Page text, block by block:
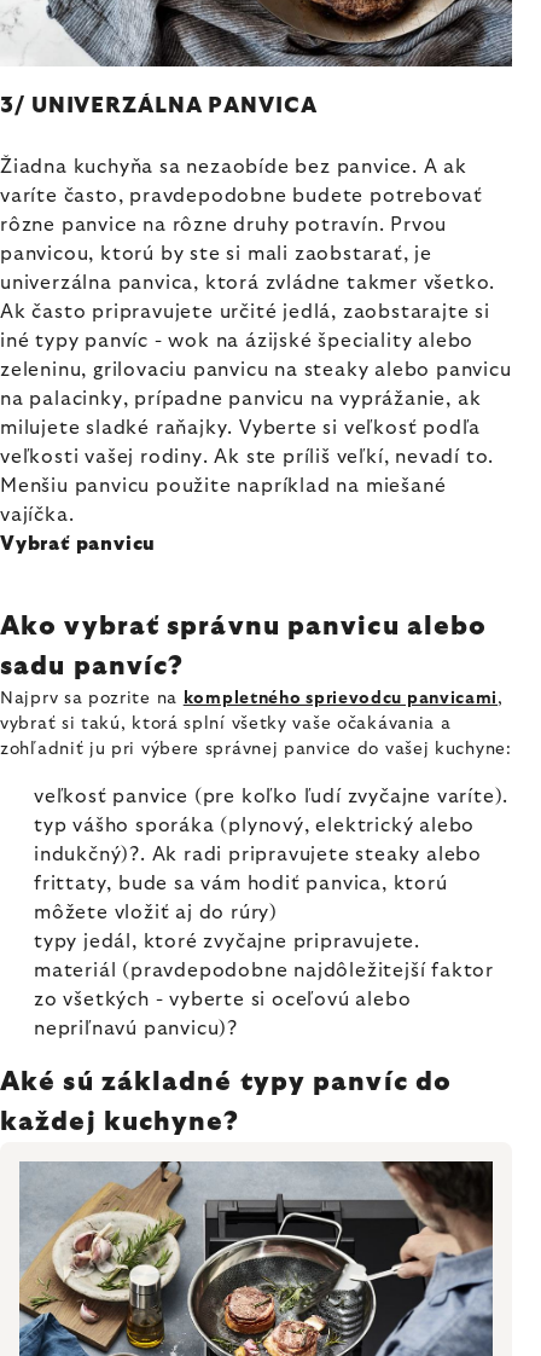
3/ UNIVERZÁLNA PANVICA
Žiadna kuchyňa sa nezaobíde bez panvice. A ak
varíte často, pravdepodobne budete potrebovať
rôzne panvice na rôzne druhy potravín. Prvou
panvicou, ktorú by ste si mali zaobstarať, je
univerzálna panvica, ktorá zvládne takmer všetko.
Ak často pripravujete určité jedlá, zaobstarajte si
iné typy panvíc - wok na ázijské špeciality alebo
zeleninu, grilovaciu panvicu na steaky alebo panvicu
na palacinky, prípadne panvicu na vyprážanie, ak
milujete sladké raňajky. Vyberte si veľkosť podľa
veľkosti vašej rodiny. Ak ste príliš veľkí, nevadí to.
Menšiu panvicu použite napríklad na miešané
vajíčka.
Vybrať panvicu
Ako vybrať správnu panvicu alebo
sadu panvíc?
Najprv sa pozrite na kompletného sprievodcu panvicami ,
vybrať si takú, ktorá splní všetky vaše očakávania a
zohľadniť ju pri výbere správnej panvice do vašej kuchyne:
veľkosť panvice (pre koľko ľudí zvyčajne varíte).
typ vášho sporáka (plynový, elektrický alebo
indukčný)?. Ak radi pripravujete steaky alebo
frittaty, bude sa vám hodiť panvica, ktorú
môžete vložiť aj do rúry)
typy jedál, ktoré zvyčajne pripravujete.
materiál (pravdepodobne najdôležitejší faktor
zo všetkých - vyberte si oceľovú alebo
nepriľnavú panvicu)?
Aké sú základné typy panvíc do
každej kuchyne?